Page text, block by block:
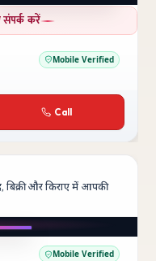
Instagram
संपर्क करें
Mobile Verified
Call
बिक्री और किराए में आपकी
Mobile Verified